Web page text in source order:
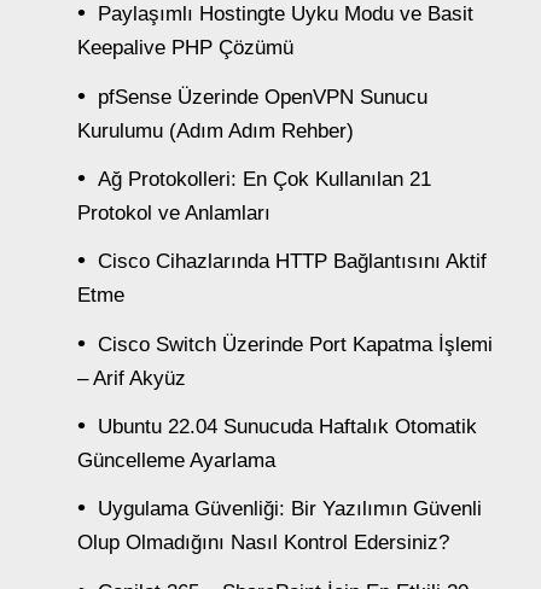
Paylaşımlı Hostingte Uyku Modu ve Basit
Keepalive PHP Çözümü
pfSense Üzerinde OpenVPN Sunucu
Kurulumu (Adım Adım Rehber)
Ağ Protokolleri: En Çok Kullanılan 21
Protokol ve Anlamları
Cisco Cihazlarında HTTP Bağlantısını Aktif
Etme
Cisco Switch Üzerinde Port Kapatma İşlemi
– Arif Akyüz
Ubuntu 22.04 Sunucuda Haftalık Otomatik
Güncelleme Ayarlama
Uygulama Güvenliği: Bir Yazılımın Güvenli
Olup Olmadığını Nasıl Kontrol Edersiniz?